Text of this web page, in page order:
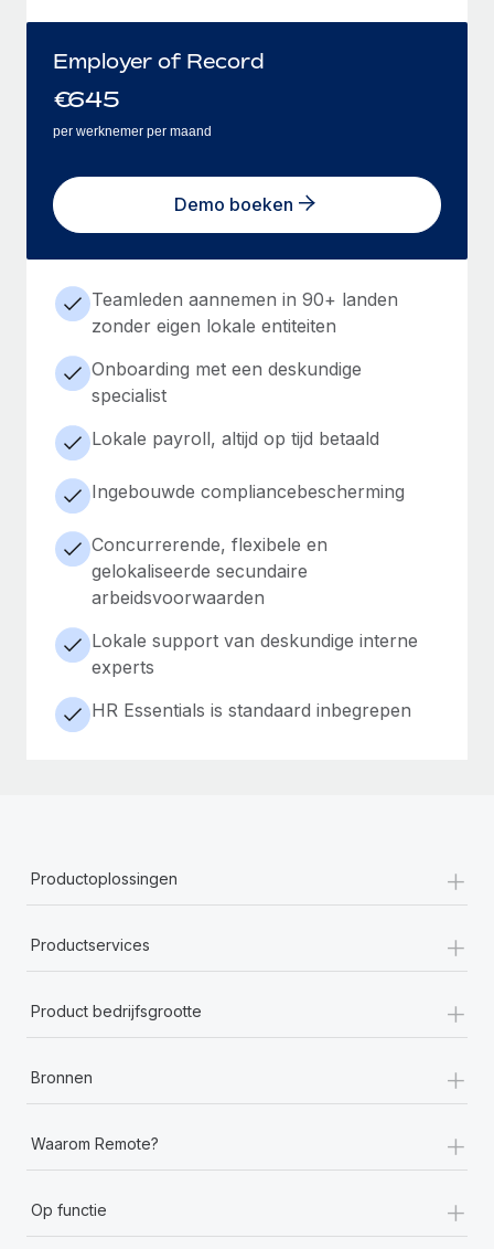
Employer of Record
€645
per werknemer per maand
Demo boeken
Teamleden aannemen in 90+ landen
zonder eigen lokale entiteiten
Onboarding met een deskundige
specialist
Lokale payroll, altijd op tijd betaald
Ingebouwde compliancebescherming
Concurrerende, flexibele en
gelokaliseerde secundaire
arbeidsvoorwaarden
Lokale support van deskundige interne
experts
HR Essentials is standaard inbegrepen
Productoplossingen +
Productservices +
Product bedrijfsgrootte +
Bronnen +
Waarom Remote? +
Op functie +